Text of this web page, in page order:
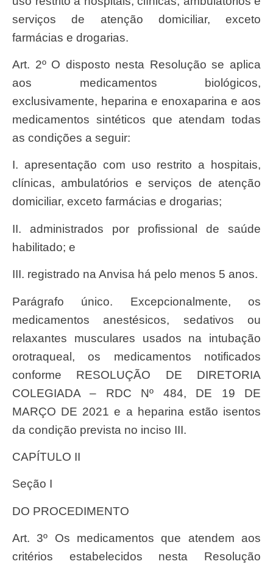
serviços de atenção domiciliar, exceto
farmácias e drogarias.
Art. 2º O disposto nesta Resolução se aplica
aos medicamentos biológicos,
exclusivamente, heparina e enoxaparina e aos
medicamentos sintéticos que atendam todas
as condições a seguir:
I. apresentação com uso restrito a hospitais,
clínicas, ambulatórios e serviços de atenção
domiciliar, exceto farmácias e drogarias;
II. administrados por profissional de saúde
habilitado; e
III. registrado na Anvisa há pelo menos 5 anos.
Parágrafo único. Excepcionalmente, os
medicamentos anestésicos, sedativos ou
relaxantes musculares usados na intubação
orotraqueal, os medicamentos notificados
conforme RESOLUÇÃO DE DIRETORIA
COLEGIADA – RDC Nº 484, DE 19 DE
MARÇO DE 2021 e a heparina estão isentos
da condição prevista no inciso III.
CAPÍTULO II
Seção I
DO PROCEDIMENTO
Art. 3º Os medicamentos que atendem aos
critérios estabelecidos nesta Resolução